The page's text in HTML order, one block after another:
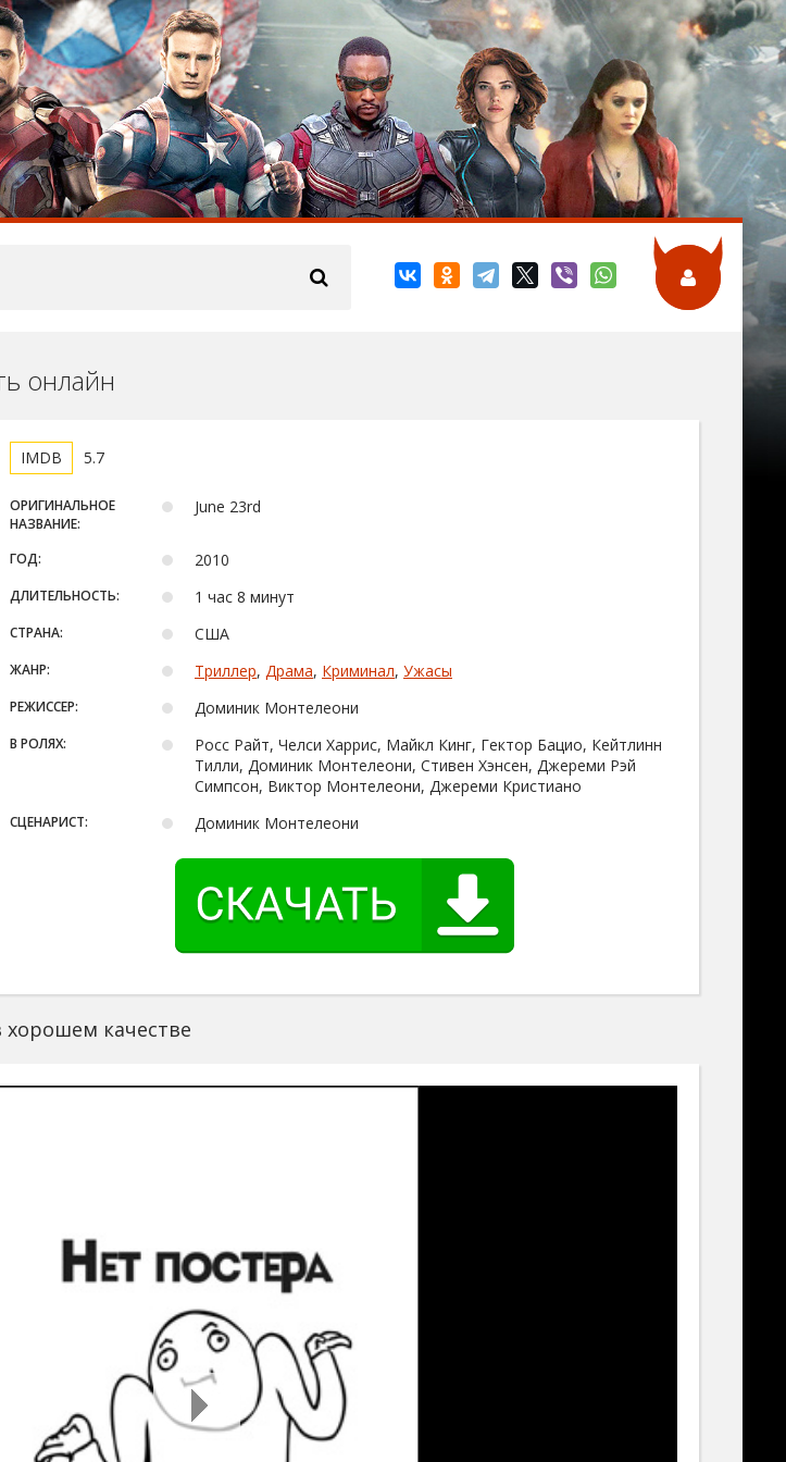
онлайн
5.7
ОРИГИНАЛЬНОЕ
НАЗВАНИЕ:
June 23rd
ГОД: 2010
ДЛИТЕЛЬНОСТЬ: 1 час 8 минут
СТРАНА: США
ЖАНР: Триллер, Драма, Криминал, Ужасы
РЕЖИССЕР: Доминик Монтелеони
В РОЛЯХ:
Росс Райт, Челси Харрис, Майкл Кинг, Гектор Бацио, Кейтлинн
Тилли, Доминик Монтелеони, Стивен Хэнсен, Джереми Рэй
Симпсон, Виктор Монтелеони, Джереми Кристиано
СЦЕНАРИСТ: Доминик Монтелеони
качестве